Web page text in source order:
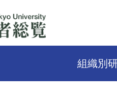
組織別